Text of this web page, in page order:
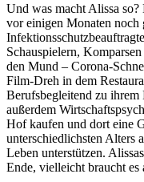
Und was macht Alissa so?
vor einigen Monaten noch
Schauspielern,
den Mund – Corona-
Film-Dreh in dem
Berufsbegleitend zu ihrem
außerdem
Hof kaufen und dort eine
unterschiedlichsten Alters
Leben unterstützen.
Ende, vielleicht braucht es